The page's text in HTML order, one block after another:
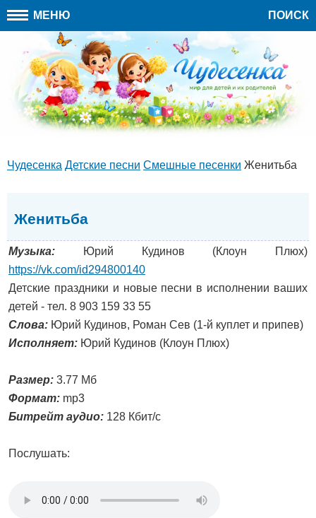
МЕНЮ ПОИСК
Чудесенка Детские песни Cмешные песенки Женитьба
Женитьба
Музыка: Юрий Кудинов (Клоун Плюх)
https://vk.com/id294800140
Детские праздники и новые песни в исполнении ваших
детей - тел. 8 903 159 33 55
Слова: Юрий Кудинов, Роман Сев (1-й куплет и припев)
Исполняет: Юрий Кудинов (Клоун Плюх)
Размер: 3.77 Мб
Формат: mp3
Битрейт аудио: 128 Кбит/с
Послушать: